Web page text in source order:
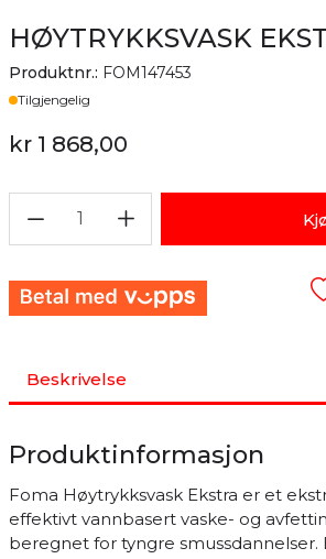
HØYTRYKKSVASK
Produktnr.: FOM147453
Lager
Tilgjengelig
kr 1 868,00
1
Beskrivelse
Produktinformasjon
Foma Høytrykksvask Ekstra er et
effektivt vannbasert vaske- og
beregnet for tyngre smussdannelser.